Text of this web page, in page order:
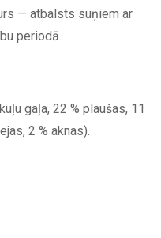
— atbalsts suņiem ar
periodā.
gaļa, 22 % plaušas, 11
2 % aknas).